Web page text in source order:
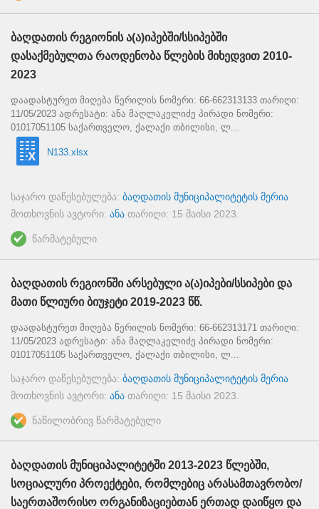
ბაღდათის რეგიონის ა(ა)იპებში/სსიპებში
დასაქმებულთა რაოდენობა წლების მიხედვით 2010-
2023
დაადასტურეთ მიღება წერილის ნომერი: 66-662313133 თარიღი:
11/05/2023 ადრესატი: ანა მაღლაკელიძე პირადი ნომერი:
01017051105 საქართველო, ქალაქი თბილისი, ლ...
N133.xlsx
საჯარო დაწესებულება: ბაღდათის მუნიციპალიტეტის მერია
მოთხოვნის ავტორი: ანა თარიღი: 15 მაისი 2023
წარმატებული
ბაღდათის რეგიონში არსებული ა(ა)იპები/სსიპები და
მათი წლიური ბიუჯეტი 2019-2023 წწ.
დაადასტურეთ მიღება წერილის ნომერი: 66-662313171 თარიღი:
11/05/2023 ადრესატი: ანა მაღლაკელიძე პირადი ნომერი:
01017051105 საქართველო, ქალაქი თბილისი, ლ...
საჯარო დაწესებულება: ბაღდათის მუნიციპალიტეტის მერია
მოთხოვნის ავტორი: ანა თარიღი: 15 მაისი 2023
ნაწილობრივ წარმატებული
ბაღდათის მუნიციპალიტეტში 2013-2023 წლებში,
სოციალური პროექტები, რომლებიც არასამთავრობო/
საერთაშორისო ორგანიზაციებთან ერთად დაიწყო და